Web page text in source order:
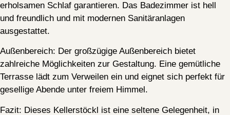
erholsamen Schlaf garantieren. Das Badezimmer ist hell
und freundlich und mit modernen Sanitäranlagen
ausgestattet.
Außenbereich: Der großzügige Außenbereich bietet
zahlreiche Möglichkeiten zur Gestaltung. Eine gemütliche
Terrasse lädt zum Verweilen ein und eignet sich perfekt für
gesellige Abende unter freiem Himmel.
Fazit: Dieses Kellerstöckl ist eine seltene Gelegenheit, in